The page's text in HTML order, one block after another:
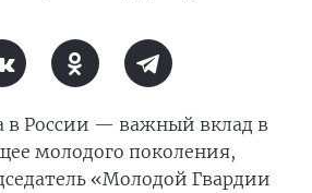
в России — важный вклад в
молодого поколения,
«Молодой Гвардии